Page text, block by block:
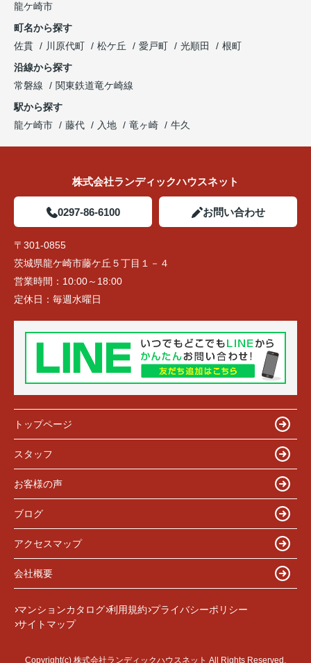
龍ケ崎市
町名から探す
佐貫
川原代町 松ケ丘 愛戸町 光順田
根町
沿線から探す
常磐線
関東鉄道竜ケ崎線
駅から探す
龍ケ崎市
藤代 入地 竜ヶ崎 牛久
株式会社ランディックハウスネット
0297-86-6100 お問い合わせ
〒301-0855
茨城県龍ケ崎市藤ケ丘５丁目１－４
営業時間： 10:00～18:00
定休日： 毎週水曜日
トップページ
スタッフ
お客様の声
ブログ
アクセスマップ
会社概要
マンションカタログ 利用規約 プライバシーポリシー
サイトマップ
Copyright(c) 株式会社ランディックハウスネット All Rights Reserved.